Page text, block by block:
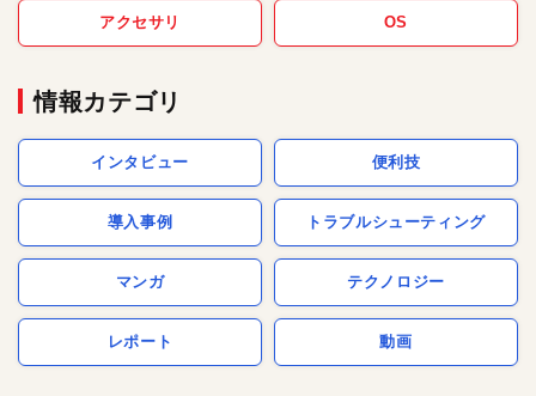
アクセサリ OS
情報カテゴリ
インタビュー 便利技
導入事例 トラブルシューティング
マンガ テクノロジー
レポート 動画